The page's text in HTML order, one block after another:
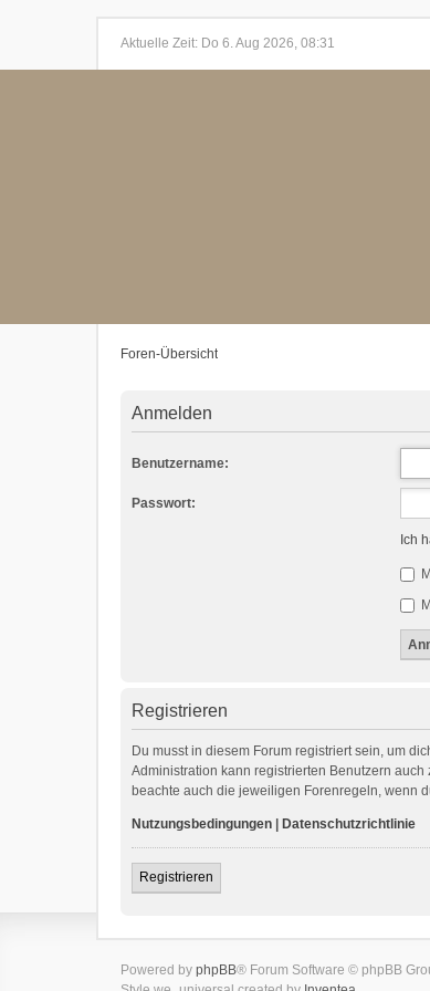
Aktuelle Zeit: Do 6. Aug 2026, 08:31
Foren-Übersicht
Anmelden
Benutzername:
Passwort:
Ich
Registrieren
Du musst in diesem Forum registriert sein, um
Administration kann registrierten Benutzern
beachte auch die jeweiligen Forenregeln, wenn
Nutzungsbedingungen Datenschutzrichtlinie
Registrieren
Powered by phpBB® Forum Software © phpBB